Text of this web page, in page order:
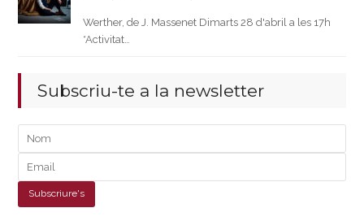
Werther, de J. Massenet Dimarts 28 d'abril a les 17h
*Activitat…
Subscriu-te a la newsletter